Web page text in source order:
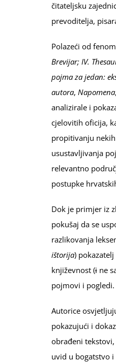
čitateljsku
prevoditelja,
Polazeći od
Brevijar; IV.
pojma za jedan:
autora, Napomena,
analizirale i
cjelovitih oficija,
propitivanju
usustavljivanja
relevantno
postupke
Dok je primjer iz
pokušaj da se
razlikovanja
ištorija)
književnost (ine
pojmovi i pogledi.
Autorice
pokazujući i
obrađeni
uvid u bogatstvo